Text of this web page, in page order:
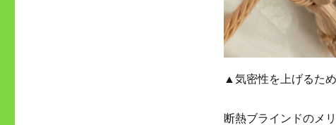
▲気密性を上げるた
断熱ブラインドのメ